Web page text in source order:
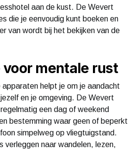
aan de kust. De Wevert
die je eenvoudig kunt boeken en
van wordt bij het bekijken van de
voor mentale rust
apparaten helpt je om je aandacht
en je omgeving. De Wevert
een dag of weekend
bestemming waar geen of beperkt
simpelweg op vliegtuigstand.
verleggen naar wandelen, lezen,